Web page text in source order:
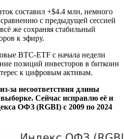
составил +$4.4 млн, немного
с предыдущей сессией
же сохраняя стабильный
к эфиру.
BTC-ETF с начала недели
позиций инвесторов в биткоин
к цифровым активам.
за несоответствия длины
Сейчас исправлю её и
ОФЗ (RGBI) с 2009 по 2024